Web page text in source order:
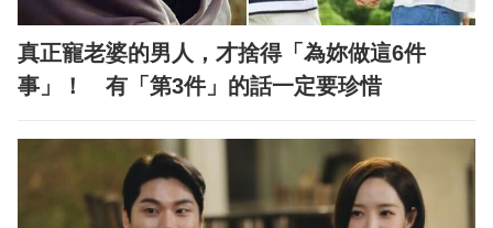
真正寵老婆的男人，才捨得「為妳做這6件
事」！ 有「第3件」的話一定要珍惜